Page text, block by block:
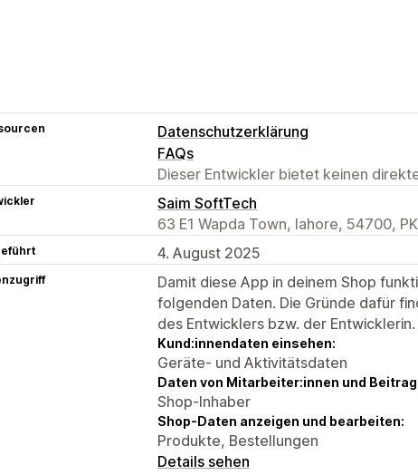
Datenschutzerklärung
FAQs
Dieser Entwickler bietet keinen
Saim SoftTech
63 E1 Wapda Town, lahore, 54700, PK
4. August 2025
Damit diese App in deinem Shop
folgenden Daten. Die Gründe dafür
des Entwicklers bzw. der Entwicklerin.
Kund:innendaten einsehen:
Geräte- und Aktivitätsdaten
Daten von Mitarbeiter:innen und
Shop-Inhaber
Shop-Daten anzeigen und bearbeiten:
Produkte, Bestellungen
Details sehen